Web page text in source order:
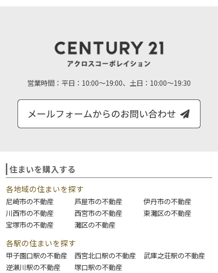
営業時間： 平日：10:00～19:00、土日：10:00～19:30
住まいを購入する
各地域の住まいを探す
尼崎市の不動産 芦屋市の不動産
伊丹市の不動産
川西市の不動産
西宮市の不動産
東灘区の不動産
宝塚市の不動産
灘区の不動産
各駅の住まいを探す
甲子園口駅の不動産 西宮北口駅の不動産
武庫之荘駅の不動産
逆瀬川駅の不動産
塚口駅の不動産